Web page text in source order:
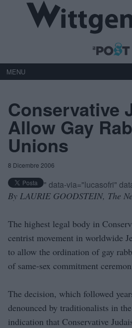
MENU
Conservative
Allow Gay
Unions
8 Dicembre 2006
" data-via="lucasofri"
By LAURIE GOODSTEIN, The
The highest legal body in
centrist movement in worldwide
to allow the ordination of gay
of same-sex commitment
The decision, which followed
denounced by traditionalists in
indication that Conservative